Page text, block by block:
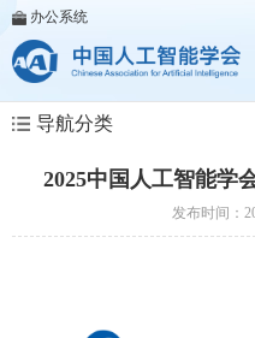
办公系统
导航分类
2025中国人工智能
发布时间：